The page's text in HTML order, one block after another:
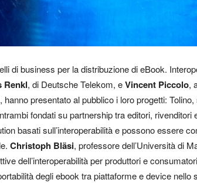
di business per la distribuzione di eBook.
Renkl, di Deutsche Telekom, eVincent Piccolo,
hanno presentato al pubblico i loro progetti:
fondati su partnership tra editori, rivenditori
basati sull’interoperabilità e possono essere
Christoph Bläsi, professore dell’Università di
dell’interoperabilità per produttori e
degli ebook tra piattaforme e device